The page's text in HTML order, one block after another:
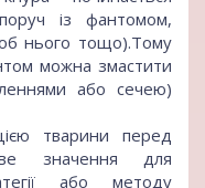
із фантомом,
нього тощо).Тому
можна змастити
або сечею)
тварини перед
значення для
або методу